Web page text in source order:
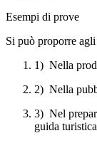
Esempi di prove
Si può proporre
1) Nella
2) Nella
3) Nel
guida turistica